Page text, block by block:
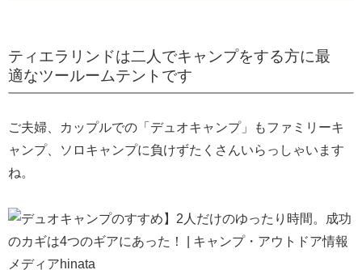
ティエラリンドは二人でキャンプをする方に最
適なツールームテントです
ご夫婦、カップルでの「デュオキャンプ」もファミリーキ
ャンプ、ソロキャンプに負けずたくさんいらっしゃいます
ね。